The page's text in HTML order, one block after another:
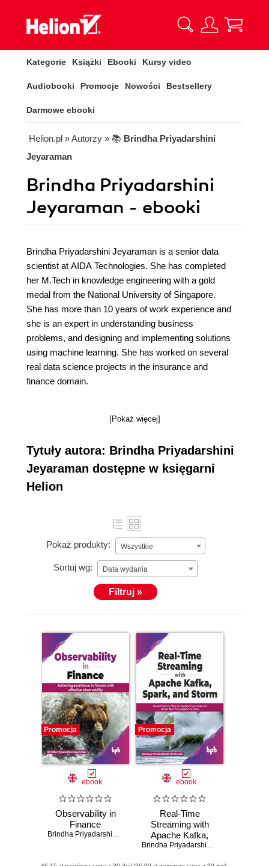
Kategorie Książki Ebooki Kursy video
Audiobooki Promocje Nowości Bestsellery
Darmowe ebooki
Helion.pl » Autorzy » 📚 Brindha Priyadarshini
Jeyaraman
Brindha Priyadarshini
Jeyaraman - ebooki
Brindha Priyadarshini Jeyaraman is a senior data
scientist at AIDA Technologies. She has completed
her M.Tech in knowledge engineering with a gold
medal from the National University of Singapore.
She has more than 10 years of work experience and
she is an expert in understanding business
problems, and designing and implementing solutions
using machine learning. She has worked on several
real data science projects in the insurance and
finance domain.
[Pokaż więcej]
Tytuły autora: Brindha Priyadarshini
Jeyaraman dostępne w księgarni
Helion
Pokaż produkty: Wszystkie
Sortuj wg: Data wydania
Filtruj »
Promocja
ebook
Observability in
Finance
Brindha Priyadarshini Jeyaraman
Promocja
ebook
Real-Time
Streaming with
Apache Kafka,
Spark, and Storm
Brindha Priyadarshini Jeyaraman